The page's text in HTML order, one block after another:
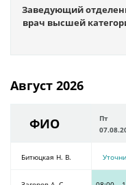
Заведующий
врач высшей
Август 2026
ФИО
Пт
Битюцкая Н. В.